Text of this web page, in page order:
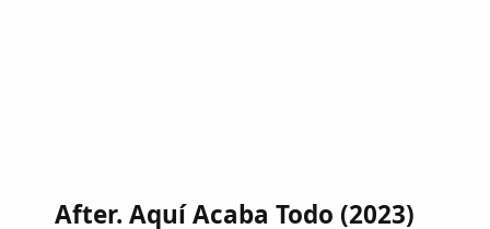
After. Aquí Acaba Todo (2023)